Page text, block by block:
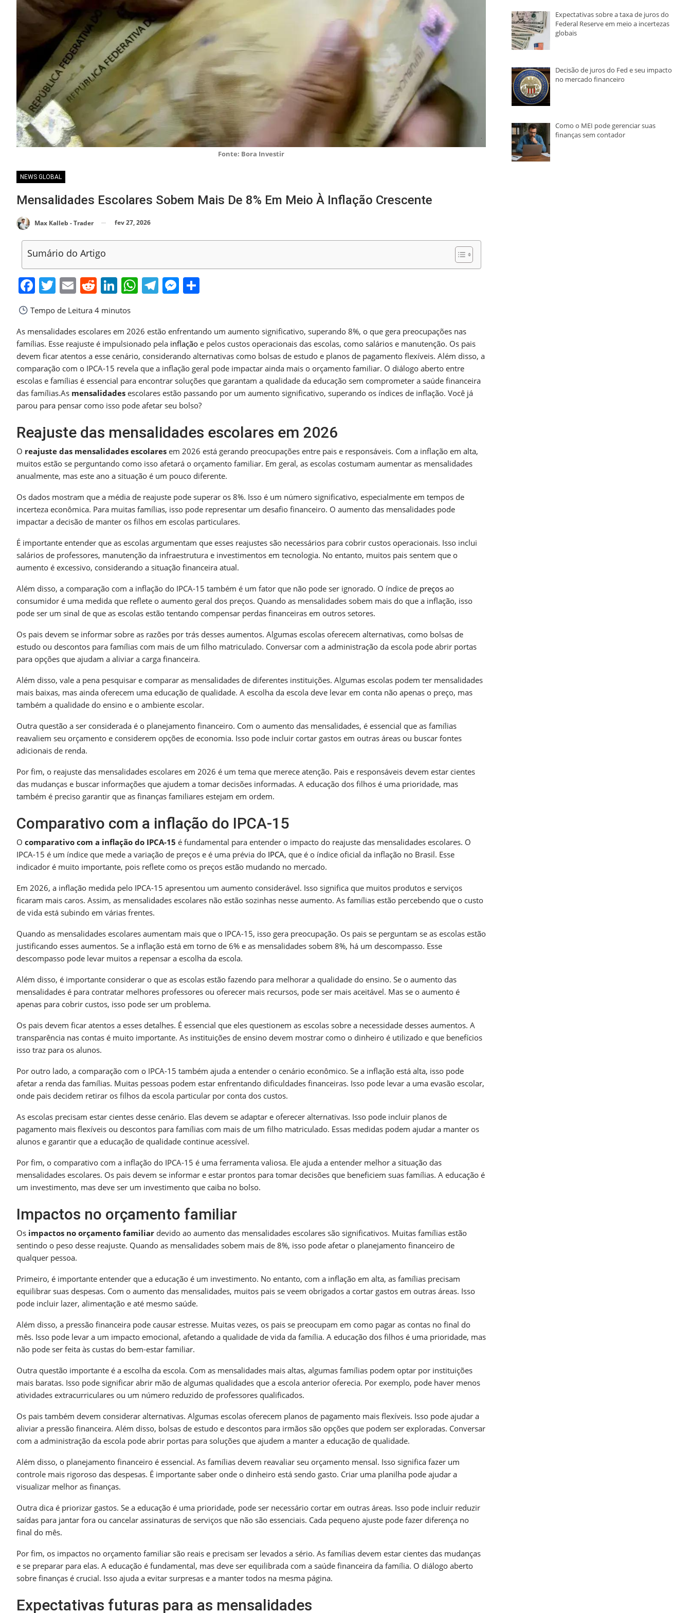
Fonte: Bora Investir
NEWS GLOBAL
Mensalidades Escolares Sobem Mais De 8% Em Meio À Inflação Crescente
Max Kalleb - Trader fev 27, 2026
Sumário do Artigo
Facebook
Twitter
EmailReddit
LinkedIn
WhatsApp
Telegram
Messenger
Tempo de Leitura 4 minutos
As mensalidades escolares em 2026 estão enfrentando um aumento significativo, superando 8%, o que gera preocupações nas
famílias. Esse reajuste é impulsionado pela inflação e pelos custos operacionais das escolas, como salários e manutenção. Os pais
devem ficar atentos a esse cenário, considerando alternativas como bolsas de estudo e planos de pagamento flexíveis. Além disso, a
comparação com o IPCA-15 revela que a inflação geral pode impactar ainda mais o orçamento familiar. O diálogo aberto entre
escolas e famílias é essencial para encontrar soluções que garantam a qualidade da educação sem comprometer a saúde financeira
das famílias.As mensalidades escolares estão passando por um aumento significativo, superando os índices de inflação. Você já
parou para pensar como isso pode afetar seu bolso?
Reajuste das mensalidades escolares em 2026
O reajuste das mensalidades escolares em 2026 está gerando preocupações entre pais e responsáveis. Com a inflação em alta,
muitos estão se perguntando como isso afetará o orçamento familiar. Em geral, as escolas costumam aumentar as mensalidades
anualmente, mas este ano a situação é um pouco diferente.
Os dados mostram que a média de reajuste pode superar os 8%. Isso é um número significativo, especialmente em tempos de
incerteza econômica. Para muitas famílias, isso pode representar um desafio financeiro. O aumento das mensalidades pode
impactar a decisão de manter os filhos em escolas particulares.
É importante entender que as escolas argumentam que esses reajustes são necessários para cobrir custos operacionais. Isso inclui
salários de professores, manutenção da infraestrutura e investimentos em tecnologia. No entanto, muitos pais sentem que o
aumento é excessivo, considerando a situação financeira atual.
Além disso, a comparação com a inflação do IPCA-15 também é um fator que não pode ser ignorado. O índice de preços ao
consumidor é uma medida que reflete o aumento geral dos preços. Quando as mensalidades sobem mais do que a inflação, isso
pode ser um sinal de que as escolas estão tentando compensar perdas financeiras em outros setores.
Os pais devem se informar sobre as razões por trás desses aumentos. Algumas escolas oferecem alternativas, como bolsas de
estudo ou descontos para famílias com mais de um filho matriculado. Conversar com a administração da escola pode abrir portas
para opções que ajudam a aliviar a carga financeira.
Além disso, vale a pena pesquisar e comparar as mensalidades de diferentes instituições. Algumas escolas podem ter mensalidades
mais baixas, mas ainda oferecem uma educação de qualidade. A escolha da escola deve levar em conta não apenas o preço, mas
também a qualidade do ensino e o ambiente escolar.
Outra questão a ser considerada é o planejamento financeiro. Com o aumento das mensalidades, é essencial que as famílias
reavaliem seu orçamento e considerem opções de economia. Isso pode incluir cortar gastos em outras áreas ou buscar fontes
adicionais de renda.
Por fim, o reajuste das mensalidades escolares em 2026 é um tema que merece atenção. Pais e responsáveis devem estar cientes
das mudanças e buscar informações que ajudem a tomar decisões informadas. A educação dos filhos é uma prioridade, mas
também é preciso garantir que as finanças familiares estejam em ordem.
Comparativo com a inflação do IPCA-15
O comparativo com a inflação do IPCA-15 é fundamental para entender o impacto do reajuste das mensalidades escolares. O
IPCA-15 é um índice que mede a variação de preços e é uma prévia do IPCA, que é o índice oficial da inflação no Brasil. Esse
indicador é muito importante, pois reflete como os preços estão mudando no mercado.
Em 2026, a inflação medida pelo IPCA-15 apresentou um aumento considerável. Isso significa que muitos produtos e serviços
ficaram mais caros. Assim, as mensalidades escolares não estão sozinhas nesse aumento. As famílias estão percebendo que o custo
de vida está subindo em várias frentes.
Quando as mensalidades escolares aumentam mais que o IPCA-15, isso gera preocupação. Os pais se perguntam se as escolas estão
justificando esses aumentos. Se a inflação está em torno de 6% e as mensalidades sobem 8%, há um descompasso. Esse
descompasso pode levar muitos a repensar a escolha da escola.
Além disso, é importante considerar o que as escolas estão fazendo para melhorar a qualidade do ensino. Se o aumento das
mensalidades é para contratar melhores professores ou oferecer mais recursos, pode ser mais aceitável. Mas se o aumento é
apenas para cobrir custos, isso pode ser um problema.
Os pais devem ficar atentos a esses detalhes. É essencial que eles questionem as escolas sobre a necessidade desses aumentos. A
transparência nas contas é muito importante. As instituições de ensino devem mostrar como o dinheiro é utilizado e que benefícios
isso traz para os alunos.
Por outro lado, a comparação com o IPCA-15 também ajuda a entender o cenário econômico. Se a inflação está alta, isso pode
afetar a renda das famílias. Muitas pessoas podem estar enfrentando dificuldades financeiras. Isso pode levar a uma evasão escolar,
onde pais decidem retirar os filhos da escola particular por conta dos custos.
As escolas precisam estar cientes desse cenário. Elas devem se adaptar e oferecer alternativas. Isso pode incluir planos de
pagamento mais flexíveis ou descontos para famílias com mais de um filho matriculado. Essas medidas podem ajudar a manter os
alunos e garantir que a educação de qualidade continue acessível.
Por fim, o comparativo com a inflação do IPCA-15 é uma ferramenta valiosa. Ele ajuda a entender melhor a situação das
mensalidades escolares. Os pais devem se informar e estar prontos para tomar decisões que beneficiem suas famílias. A educação é
um investimento, mas deve ser um investimento que caiba no bolso.
Impactos no orçamento familiar
Os impactos no orçamento familiar devido ao aumento das mensalidades escolares são significativos. Muitas famílias estão
sentindo o peso desse reajuste. Quando as mensalidades sobem mais de 8%, isso pode afetar o planejamento financeiro de
qualquer pessoa.
Primeiro, é importante entender que a educação é um investimento. No entanto, com a inflação em alta, as famílias precisam
equilibrar suas despesas. Com o aumento das mensalidades, muitos pais se veem obrigados a cortar gastos em outras áreas. Isso
pode incluir lazer, alimentação e até mesmo saúde.
Além disso, a pressão financeira pode causar estresse. Muitas vezes, os pais se preocupam em como pagar as contas no final do
mês. Isso pode levar a um impacto emocional, afetando a qualidade de vida da família. A educação dos filhos é uma prioridade, mas
não pode ser feita às custas do bem-estar familiar.
Outra questão importante é a escolha da escola. Com as mensalidades mais altas, algumas famílias podem optar por instituições
mais baratas. Isso pode significar abrir mão de algumas qualidades que a escola anterior oferecia. Por exemplo, pode haver menos
atividades extracurriculares ou um número reduzido de professores qualificados.
Os pais também devem considerar alternativas. Algumas escolas oferecem planos de pagamento mais flexíveis. Isso pode ajudar a
aliviar a pressão financeira. Além disso, bolsas de estudo e descontos para irmãos são opções que podem ser exploradas. Conversar
com a administração da escola pode abrir portas para soluções que ajudem a manter a educação de qualidade.
Além disso, o planejamento financeiro é essencial. As famílias devem reavaliar seu orçamento mensal. Isso significa fazer um
controle mais rigoroso das despesas. É importante saber onde o dinheiro está sendo gasto. Criar uma planilha pode ajudar a
visualizar melhor as finanças.
Outra dica é priorizar gastos. Se a educação é uma prioridade, pode ser necessário cortar em outras áreas. Isso pode incluir reduzir
saídas para jantar fora ou cancelar assinaturas de serviços que não são essenciais. Cada pequeno ajuste pode fazer diferença no
final do mês.
Por fim, os impactos no orçamento familiar são reais e precisam ser levados a sério. As famílias devem estar cientes das mudanças
e se preparar para elas. A educação é fundamental, mas deve ser equilibrada com a saúde financeira da família. O diálogo aberto
sobre finanças é crucial. Isso ajuda a evitar surpresas e a manter todos na mesma página.
Expectativas futuras para as mensalidades
Expectativas sobre a taxa de juros do
Federal Reserve em meio a incertezas
globais
Decisão de juros do Fed e seu impacto
no mercado financeiro
Como o MEI pode gerenciar suas
finanças sem contador